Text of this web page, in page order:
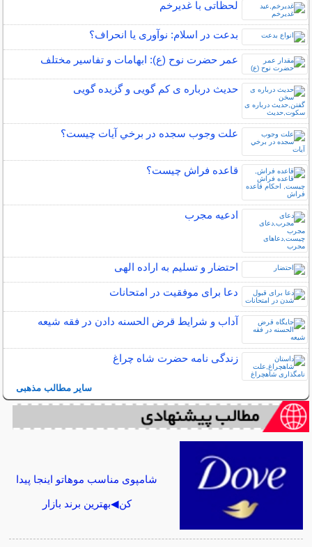
لحظاتی با غدیرخم
بدعت در اسلام: نوآوری یا انحراف؟
عمر حضرت نوح (ع): ابهامات و تفاسیر مختلف
حدیث درباره ی کم گویی و گزیده گویی
علت وجوب سجده در برخي آيات چيست؟
قاعده فراش چیست؟
ادعیه مجرب
احتضار و تسلیم به اراده الهی
دعا برای موفقیت در امتحانات
آداب و شرایط قرض الحسنه دادن در فقه شیعه
زندگی نامه حضرت شاه چراغ
سایر مطالب مذهبی
شامپوی مناسب موهاتو اینجا پیدا
کن◀بهترین برند بازار